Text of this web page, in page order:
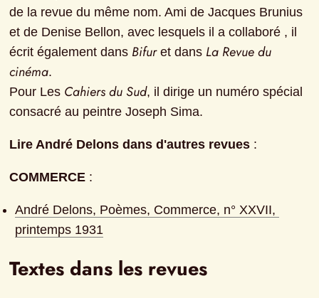
de la revue du même nom. Ami de Jacques Brunius
et de Denise Bellon, avec lesquels il a collaboré , il
écrit également dans Bifur et dans La Revue du
cinéma.
Pour Les Cahiers du Sud, il dirige un numéro spécial
consacré au peintre Joseph Sima.
Lire André Delons dans d'autres revues :
COMMERCE :
André Delons, Poèmes, Commerce, n° XXVII,
printemps 1931
Textes dans les revues